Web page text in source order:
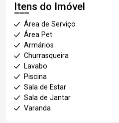
Itens do Imóvel
Área de Serviço
Área Pet
Armários
Churrasqueira
Lavabo
Piscina
Sala de Estar
Sala de Jantar
Varanda